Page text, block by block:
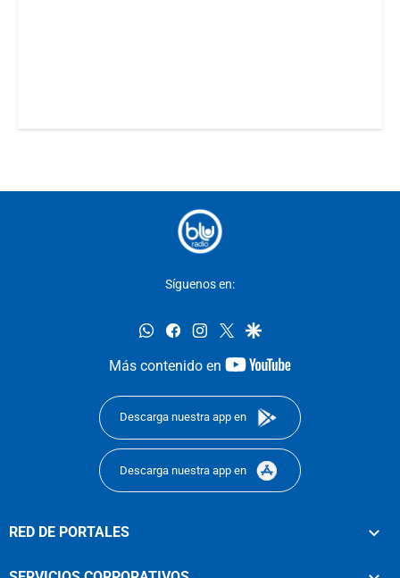
Síguenos en:
whatsappfacebookinstagram
twittergoogle
Más contenido en
youtube-
Descarga nuestra app en
Descarga nuestra app en
RED DE PORTALES